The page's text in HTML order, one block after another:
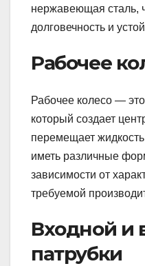
нержавеющая сталь,
долговечность и
Рабочее
Рабочее колесо —
который создает
перемещает
иметь различные
зависимости от
требуемой
Входной и
патрубки